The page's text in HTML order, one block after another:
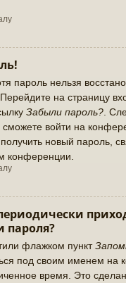
пароль нельзя
на страницу
Забыли пароль? .
сможете войти на
новый пароль,
конференции.
пароля?
флажком пункт
под своим именем на
время. Это